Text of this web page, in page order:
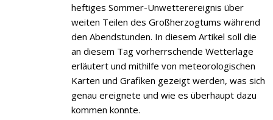
heftiges Sommer-Unwetterereignis über
weiten Teilen des Großherzogtums während
den Abendstunden. In diesem Artikel soll die
an diesem Tag vorherrschende Wetterlage
erläutert und mithilfe von meteorologischen
Karten und Grafiken gezeigt werden, was sich
genau ereignete und wie es überhaupt dazu
kommen konnte.